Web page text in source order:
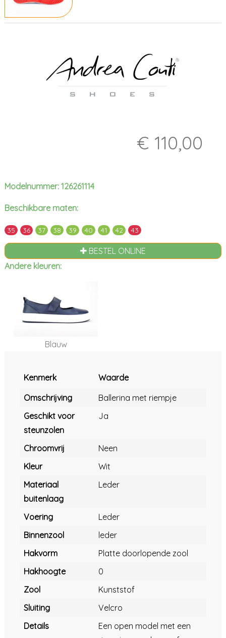
€ 110,00
Modelnummer: 126261114
Beschikbare maten:
35 36 37 38 39 40 41 42 43
BESTEL ONLINE
Andere kleuren:
Blauw
Kenmerk
Waarde
Omschrijving
Ballerina met riempje
Geschikt voor
steunzolen
Ja
Chroomvrij
Neen
Kleur
Wit
Materiaal
buitenlaag
Leder
Voering
Leder
Binnenzool
leder
Hakvorm
Platte doorlopende zool
Hakhoogte
0
Zool
Kunststof
Sluiting
Velcro
Details
Een open model met een